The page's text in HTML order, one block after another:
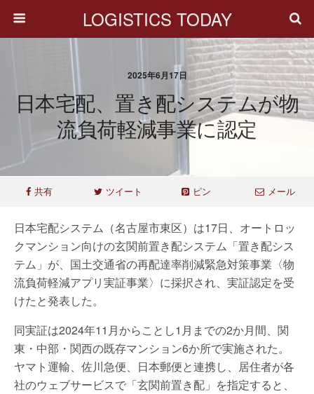
LOGISTICS TODAY
2025年6月17日
日本宅配、置き配システムが物
流負荷軽減事業に認定
共有 ツイート ピン メール
日本宅配システム（名古屋市東区）は17日、オートロッ
クマンション向けの玄関前置き配システム「置き配シス
テム」が、国土交通省の再配達率削減緊急対策事業〈物
流負荷軽減アプリ実証事業〉に採択され、実証認定を受
けたと発表した。
同実証は2024年11月からことし1月までの2か月間、関
東・中部・関西の既存マンション6か所で実施された。
ヤマト運輸、佐川急便、日本郵便と連携し、居住者が各
社のウェブサービスで「玄関前置き配」を指定すると、